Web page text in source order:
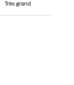
Très grand